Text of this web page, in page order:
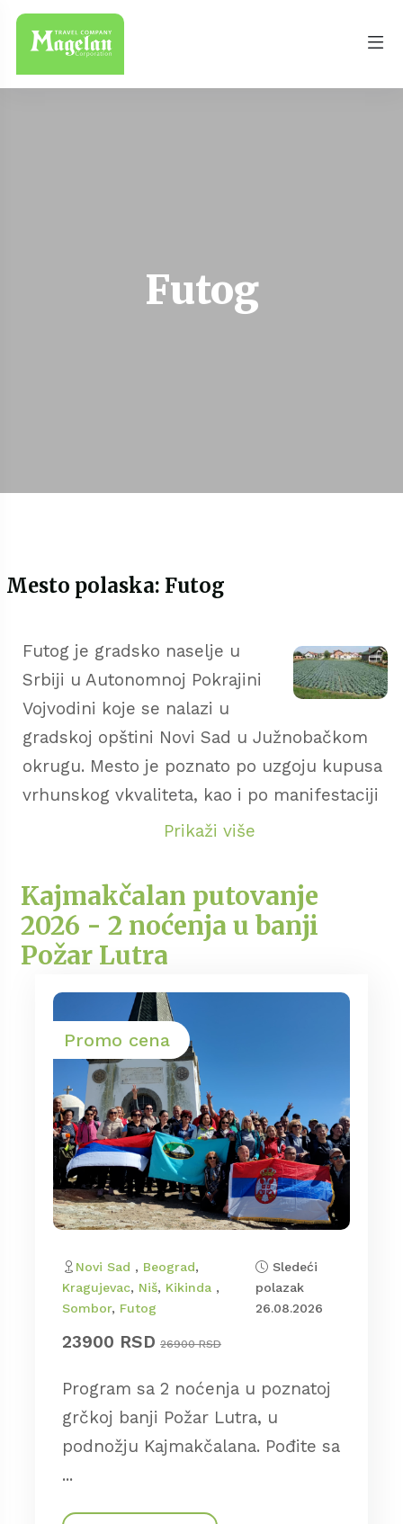
Futog
Mesto polaska: Futog
Futog je gradsko naselje u
Srbiji u Autonomnoj Pokrajini
Vojvodini koje se nalazi u
gradskoj opštini Novi Sad u Južnobačkom
okrugu. Mesto je poznato po uzgoju kupusa
vrhunskog vkvaliteta, kao i po manifestaciji
Prikaži više
Kajmakčalan putovanje
2026 - 2 noćenja u banji
Požar Lutra
Promo cena
Novi Sad , Beograd,
Kragujevac, Niš, Kikinda ,
Sombor, Futog
Sledeći
polazak
26.08.2026
23900 RSD 26900 RSD
Program sa 2 noćenja u poznatoj
grčkoj banji Požar Lutra, u
podnožju Kajmakčalana. Pođite sa
...